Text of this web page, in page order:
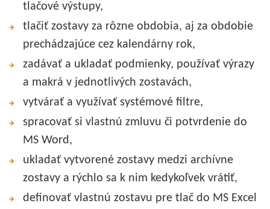
tlačové výstupy,
tlačiť zostavy za rôzne obdobia, aj za obdobie
prechádzajúce cez kalendárny rok,
zadávať a ukladať podmienky, používať výrazy
a makrá v jednotlivých zostavách,
vytvárať a využívať systémové filtre,
spracovať si vlastnú zmluvu či potvrdenie do
MS Word,
ukladať vytvorené zostavy medzi archívne
zostavy a rýchlo sa k nim kedykoľvek vrátiť,
definovať vlastnú zostavu pre tlač do MS Excel